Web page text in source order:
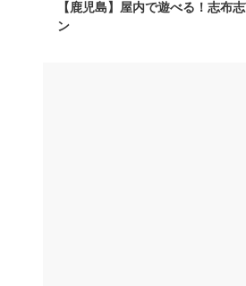
【鹿児島】屋内で遊べる！志布
ン